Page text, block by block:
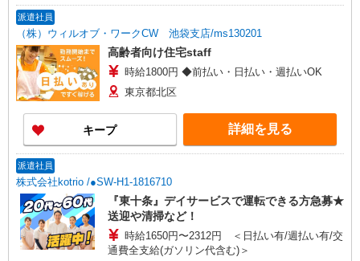
分〜）
派遣社員
（株）ウィルオブ・ワークCW 池袋支店/ms130201
高齢者向け住宅staff
時給1800円 ◆前払い・日払い・週払いOK
東京都北区
キープ 詳細を見る
派遣社員
株式会社kotrio /●SW-H1-1816710
『東十条』デイサービスで運転できる方急募★
送迎や清掃など！
時給1650円〜2312円 ＜日払い有/週払い有/交
通費全支給(ガソリン代含む)＞